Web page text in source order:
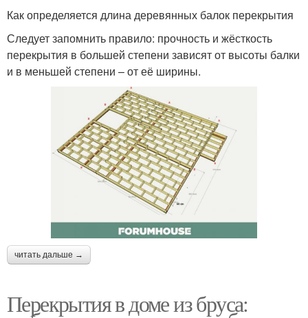
Как определяется длина деревянных балок перекрытия
Следует запомнить правило: прочность и жёсткость
перекрытия в большей степени зависят от высоты балки
и в меньшей степени – от её ширины.
читать дальше →
Перекрытия в доме из бруса: